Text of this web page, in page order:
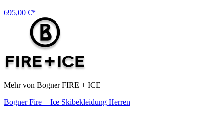
695,00 €*
Mehr von Bogner FIRE + ICE
Bogner Fire + Ice Skibekleidung Herren